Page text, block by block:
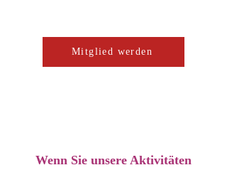
Mitglied werden
Wenn Sie unsere Aktivitäten